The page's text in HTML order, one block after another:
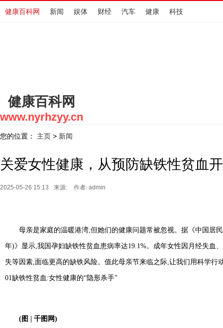
健康百科网 新闻 娱体 财经 汽车 健康 科技
健康百科网
www.nyrhzyy.cn
您的位置： 主页 > 新闻
关爱女性健康，从预防缺铁性贫血
2025-05-26 15:13 来源: 作者: admin
母亲是家庭的温暖港湾,但她们的健康问题常被忽视。据《中国居
年)》显示,我国孕妇缺铁性贫血患病率达19.1%。成年女性因月经失血
失等因素,面临更高的缺铁风险。值此母亲节来临之际,让我们用科学行
01缺铁性贫血:女性健康的“隐形杀手”
(图 千图网)